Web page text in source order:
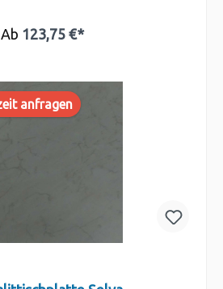
Ab 123,75 €*
anfragen